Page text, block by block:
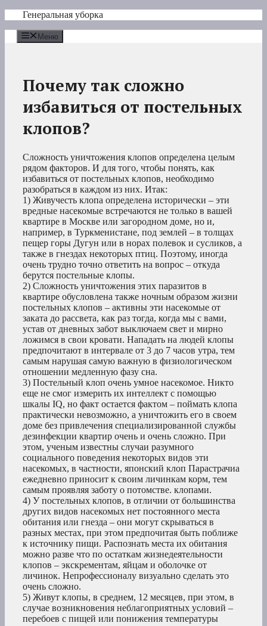
Перейти
содержимому
Генеральная уборка
Меню
Почему так сложно
избавиться от постельных
клопов?
Сложность уничтожения клопов определена целым
рядом факторов. И для того, чтобы понять, как
избавиться от постельных клопов, необходимо
разобраться в каждом из них. Итак:
1) Живучесть клопа определена исторически – эти
вредные насекомые встречаются не только в вашей
квартире в Москве или загородном доме, но и,
например, в Туркменистане, под землей – в толщах
пещер горы Дугун или в норах полевок и сусликов, а
также в гнездах некоторых птиц. Поэтому, иногда
очень трудно точно ответить на вопрос – откуда
берутся постельные клопы.
2) Сложность уничтожения этих паразитов в
квартире обусловлена также ночным образом жизни
постельных клопов – активны эти насекомые от
заката до рассвета, как раз тогда, когда мы с вами,
устав от дневных забот выключаем свет и мирно
ложимся в свои кровати. Нападать на людей клопы
предпочитают в интервале от 3 до 7 часов утра, тем
самым нарушая самую важную в физиологическом
отношении медленную фазу сна.
3) Постельный клоп очень умное насекомое. Никто
еще не смог измерить их интеллект с помощью
шкалы IQ, но факт остается фактом – поймать клопа
практически невозможно, а уничтожить его в своем
доме без привлечения специализированной службы
дезинфекции квартир очень и очень сложно. При
этом, ученым известны случаи разумного
социального поведения некоторых видов эти
насекомых, в частности, японский клоп Парастрачиа
ежедневно приносит к своим личинкам корм, тем
самым проявляя заботу о потомстве. клопами.
4) У постельных клопов, в отличии от большинства
других видов насекомых нет постоянного места
обитания или гнезда – они могут скрываться в
разных местах, при этом предпочитая быть поближе
к источнику пищи. Распознать места их обитания
можно разве что по остаткам жизнедеятельности
клопов – экскрементам, яйцам и оболочке от
личинок. Непрофессионалу визуально сделать это
очень сложно.
5) Живут клопы, в среднем, 12 месяцев, при этом, в
случае возникновения неблагоприятных условий –
перебоев с пищей или понижения температуры